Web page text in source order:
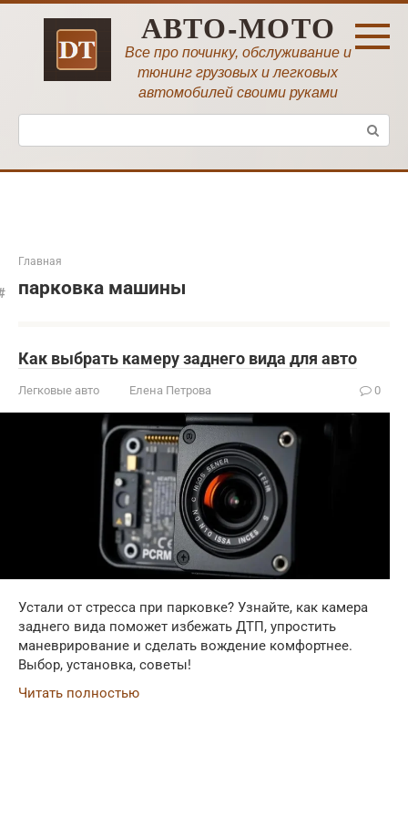
Перейти
АВТО-МОТО
Все про починку, обслуживание и
тюнинг грузовых и легковых
автомобилей своими руками
Поиск:
Главная
парковка машины
Как выбрать камеру заднего вида для авто
Легковые авто Елена Петрова 0
Устали от стресса при парковке? Узнайте, как камера
заднего вида поможет избежать ДТП, упростить
маневрирование и сделать вождение комфортнее.
Выбор, установка, советы!
Читать полностью